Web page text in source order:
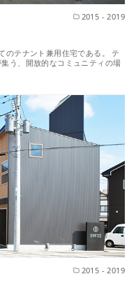
2015 - 2019
のテナント兼用住宅である。 テ
う、開放的なコミュニティの場
2015 - 2019